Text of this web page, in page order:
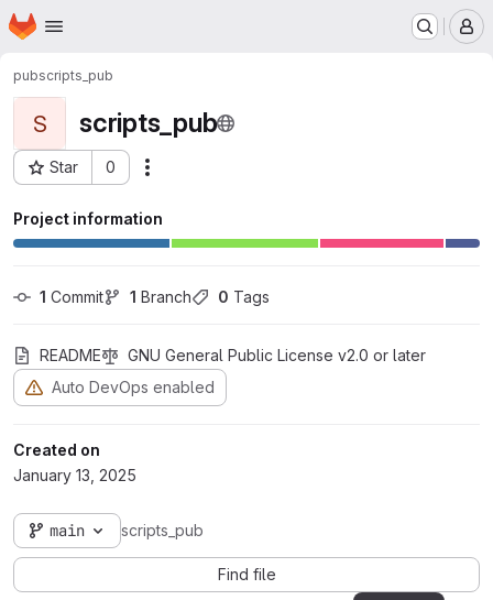
Skip to main content
Homepage
pubscripts_pub
S scripts_pub
Star 0
Project ID: 35
Project information
1 Commit 1 Branch 0 Tags
README
GNU General Public License v2.0 or later
Auto DevOps enabled
Created on
January 13, 2025
main scripts_pub
Find file